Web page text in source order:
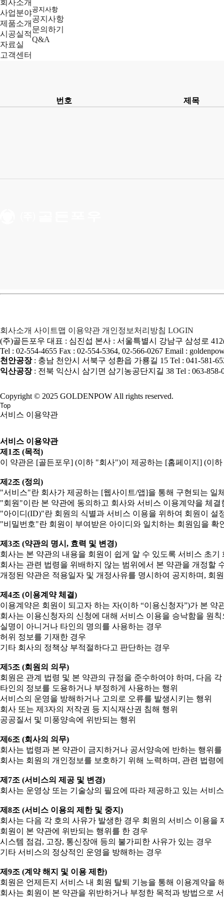
회사소개
사업분야
제품소개
시공실적
자료실
고객센터
공지사항
공지사항
문의하기
Q&A
번호 제목
회사소개 사이트맵 이용약관 개인정보처리방침 LOGIN
(주)골든포우 대표 : 심진섭 본사 : 서울특별시 강남구 삼성로
Tel : 02-554-4655 Fax : 02-554-5364, 02-566-0267 Email :
천안공장: 충남 천안시 서북구 성환읍 가룡길 15 Tel : 041-581-
익산공장: 전북 익산시 삼기면 삼기농공단지길 38 Tel : 063-858-
Copyright © 2025 GOLDENPOW All rights reserved.
Top
서비스 이용약관
서비스 이용약관
제1조 (목적)
이 약관은 [골든포우] (이하 "회사")이 제공하는 [홈페이지] (이
제2조 (정의)
"서비스"란 회사가 제공하는 [웹사이트/앱]을 통해 구현되는 일
"회원"이란 본 약관에 동의하고 회사와 서비스 이용계약을 체결
"아이디(ID)"란 회원의 식별과 서비스 이용을 위하여 회원이
"비밀번호"란 회원이 부여받은 아이디와 일치하는 회원임을
제3조 (약관의 명시, 효력 및 변경)
회사는 본 약관의 내용을 회원이 쉽게 알 수 있도록 서비스 초
회사는 관련 법령을 위배하지 않는 범위에서 본 약관을 개정할
개정된 약관은 적용일자 및 개정사유를 명시하여 공지하며, 회
제4조 (이용계약 체결)
이용계약은 회원이 되고자 하는 자(이하 “이용신청자”)가 본
회사는 이용신청자의 신청에 대해 서비스 이용을 승낙함을 원
실명이 아니거나 타인의 명의를 사용하는 경우
허위 정보를 기재한 경우
기타 회사의 정책상 부적절하다고 판단하는 경우
제5조 (회원의 의무)
회원은 관계 법령 및 본 약관의 규정을 준수하여야 하며, 다음
타인의 정보를 도용하거나 부정하게 사용하는 행위
서비스의 운영을 방해하거나 고의로 오류를 발생시키는 행위
회사 또는 제3자의 저작권 등 지식재산권 침해 행위
공공질서 및 미풍양속에 위반되는 행위
제6조 (회사의 의무)
회사는 법령과 본 약관이 금지하거나 공서양속에 반하는 행위
회사는 회원의 개인정보를 보호하기 위해 노력하며, 관련 법령
제7조 (서비스의 제공 및 변경)
회사는 운영상 또는 기술상의 필요에 따라 제공하고 있는 서비
제8조 (서비스 이용의 제한 및 중지)
회사는 다음 각 호의 사유가 발생한 경우 회원의 서비스 이용을
회원이 본 약관에 위반되는 행위를 한 경우
시스템 점검, 고장, 통신장애 등의 불가피한 사유가 있는 경우
기타 서비스의 정상적인 운영을 방해하는 경우
제9조 (계약 해지 및 이용 제한)
회원은 언제든지 서비스 내 회원 탈퇴 기능을 통해 이용계약을
회사는 회원이 본 약관을 위반하거나 부정한 목적과 방법으로